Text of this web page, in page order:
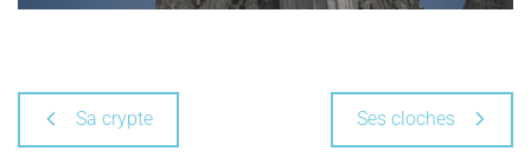
Sa crypte Ses cloches